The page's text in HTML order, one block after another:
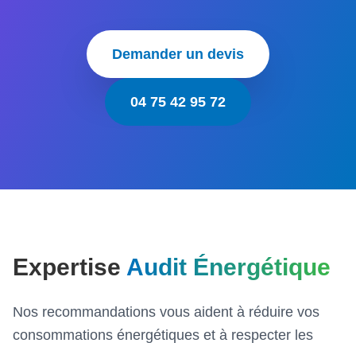
Demander un devis
04 75 42 95 72
Expertise Audit Énergétique
Nos recommandations vous aident à réduire vos
consommations énergétiques et à respecter les